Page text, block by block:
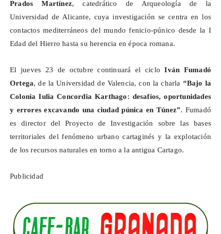
Prados Martínez, catedrático de Arqueología de la
Universidad de Alicante, cuya investigación se centra en los
contactos mediterráneos del mundo fenicio-púnico desde la I
Edad del Hierro hasta su herencia en época romana.
El jueves 23 de octubre continuará el cicloIván Fumadó
Ortega, de la Universidad de Valencia, con la charla “Bajo la
Colonia Iulia Concordia Karthago: desafíos, oportunidades
y errores excavando una ciudad púnica en Túnez”. Fumadó
es director del Proyecto de Investigación sobre las bases
territoriales del fenómeno urbano cartaginés y la explotación
de los recursos naturales en torno a la antigua Cartago.
Publicidad